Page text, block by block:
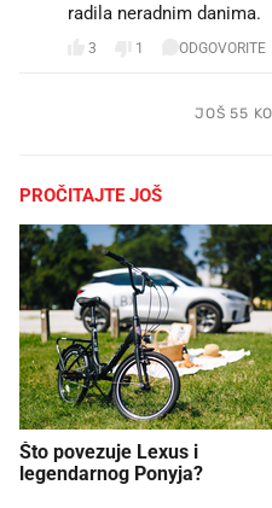
radila neradnim danima.
3 1 ODGOVORITE
JOŠ 55
PROČITAJTE JOŠ
Što povezuje Lexus i
legendarnog Ponyja?